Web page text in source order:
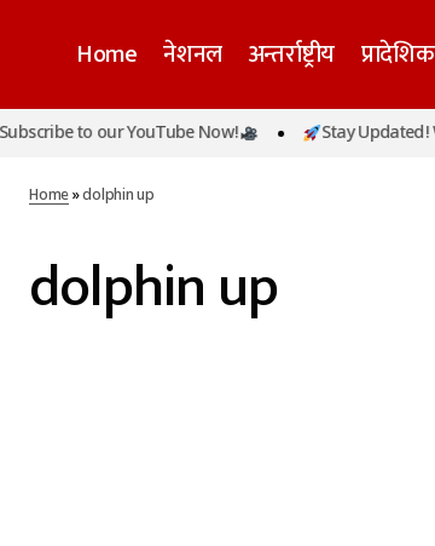
Home नेशनल अन्तर्राष्ट्रीय प्रादेशिक
to our YouTube Now! Stay Updated!
Home»dolphin up
dolphin up